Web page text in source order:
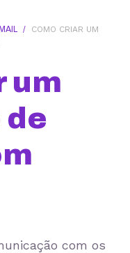
/
COMO CRIAR UM
um
com os